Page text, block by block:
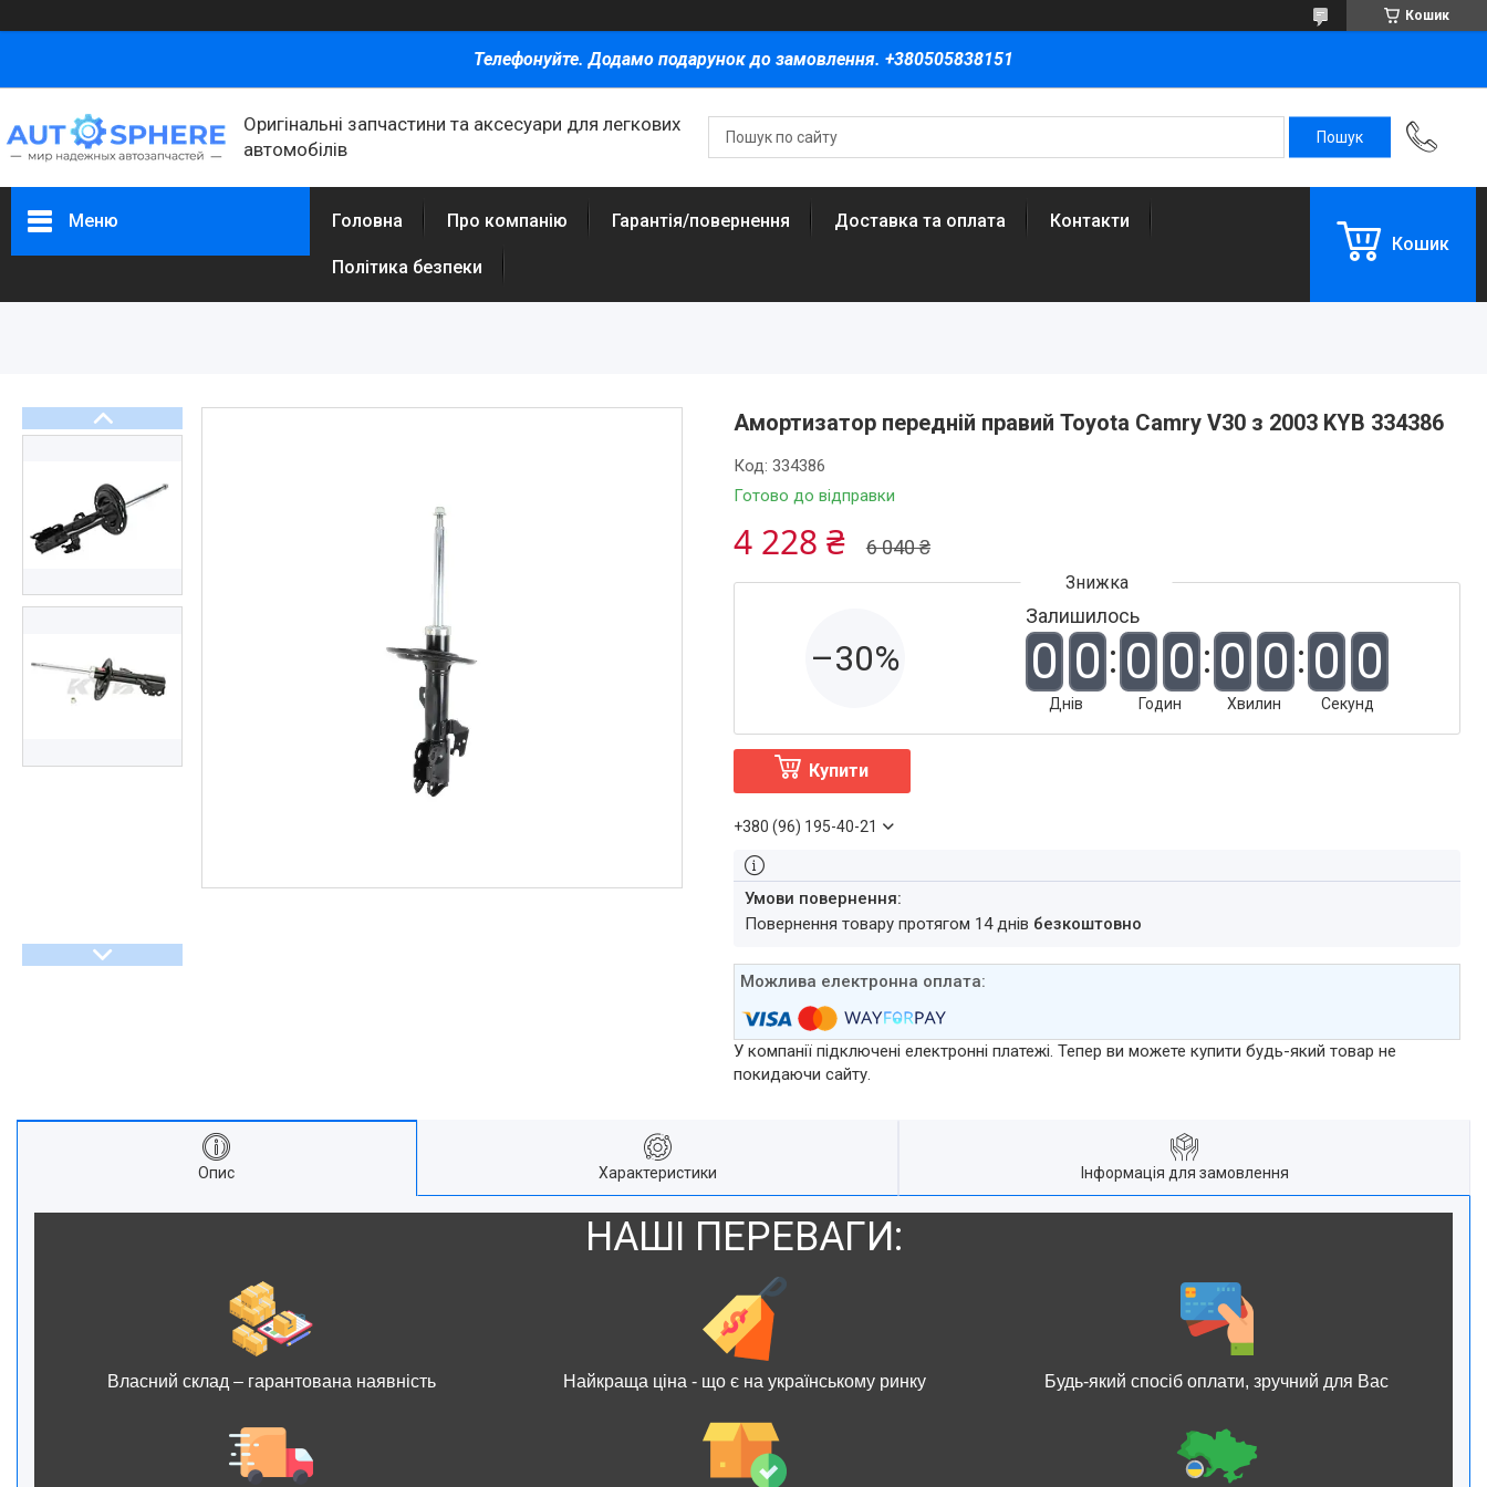
Кошик
Телефонуйте. Додамо подарунок до замовлення. +380505838151
Оригінальні запчастини та аксесуари для легкових
автомобілів
Меню
Корнева група
Головна Про компанію Гарантія/повернення Доставка та оплата Контакти
Політика безпеки
Кошик
Амортизатор передній правий Toyota Camry V30 з 2003 KYB 334386
Готово до відправки
Код: 334386
6 040 ₴
4 228 ₴
–30%
Залишилось
0 0
Днів
0 0
Годин
0 0
Хвилин
0 0
Секунд
Купити
+380 (96) 195-40-21
повернення товару протягом 14 днів безкоштовно
У компанії підключені електронні платежі. Тепер ви можете купити будь-який товар не
покидаючи сайту.
Опис Характеристики Інформація для замовлення
НАШІ ПЕРЕВАГИ:
Власний склад – гарантована наявність Найкраща ціна - що є на українському ринку Будь-який спосіб оплати, зручний для Вас